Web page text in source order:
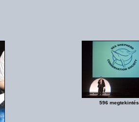
596 megtekintés